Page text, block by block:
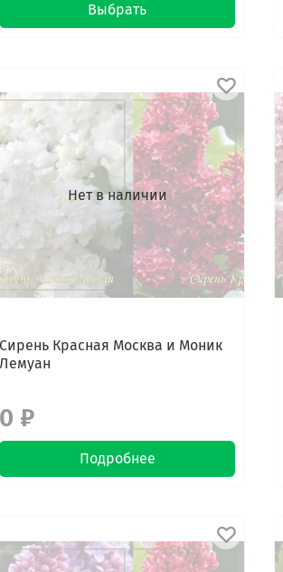
Выбрать
Нет в наличии
Сирень Красная Москва и Моник
Лемуан
0 ₽
Подробнее